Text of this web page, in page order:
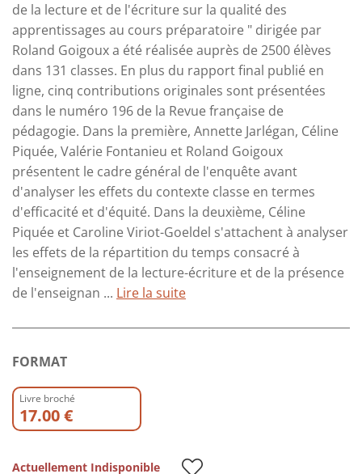
de la lecture et de l'écriture sur la qualité des
apprentissages au cours préparatoire " dirigée par
Roland Goigoux a été réalisée auprès de 2500 élèves
dans 131 classes. En plus du rapport final publié en
ligne, cinq contributions originales sont présentées
dans le numéro 196 de la Revue française de
pédagogie. Dans la première, Annette Jarlégan, Céline
Piquée, Valérie Fontanieu et Roland Goigoux
présentent le cadre général de l'enquête avant
d'analyser les effets du contexte classe en termes
d'efficacité et d'équité. Dans la deuxième, Céline
Piquée et Caroline Viriot-Goeldel s'attachent à analyser
les effets de la répartition du temps consacré à
l'enseignement de la lecture-écriture et de la présence
de l'enseignan ... Lire la suite
FORMAT
Livre broché
17.00 €
Actuellement Indisponible